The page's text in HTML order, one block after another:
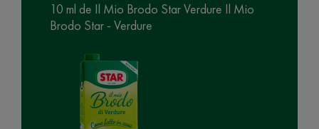
10 ml de Il Mio Brodo Star Verdure Il Mio
Brodo Star - Verdure